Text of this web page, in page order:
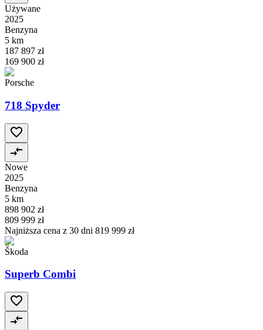
Używane
2025
Benzyna
5 km
187 897 zł
169 900 zł
Porsche
718 Spyder
Nowe
2025
Benzyna
5 km
898 902 zł
809 999 zł
Najniższa cena z 30 dni 819 999 zł
Škoda
Superb Combi